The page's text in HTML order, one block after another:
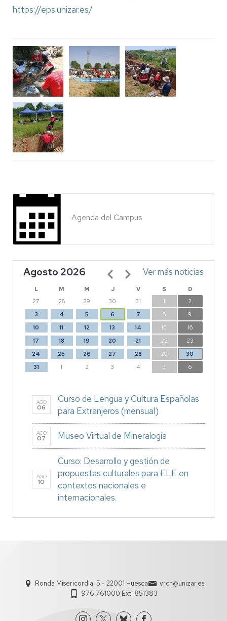
https://eps.unizar.es/
Agenda del Campus
Agosto 2026
L M M J V S
D
27
28 29 30 31 1
2
3
4 5 6 7 8
9
10
11 12 13 14 15
16
17
18 19 20 21 22
23
24
25 26 27 28 29
30
31
1 2 3 4 5 6
Paginación Ver más noticias
AGO
06
Curso de Lengua y Cultura Españolas
para Extranjeros (mensual)
AGO
07 Museo Virtual de Mineralogía
AGO
10
Curso: Desarrollo y gestión de
propuestas culturales para ELE en
contextos nacionales e
internacionales.
Ronda Misericordia, 5 - 22001 Huesca
vrch@unizar.es
976 761000 Ext: 851383